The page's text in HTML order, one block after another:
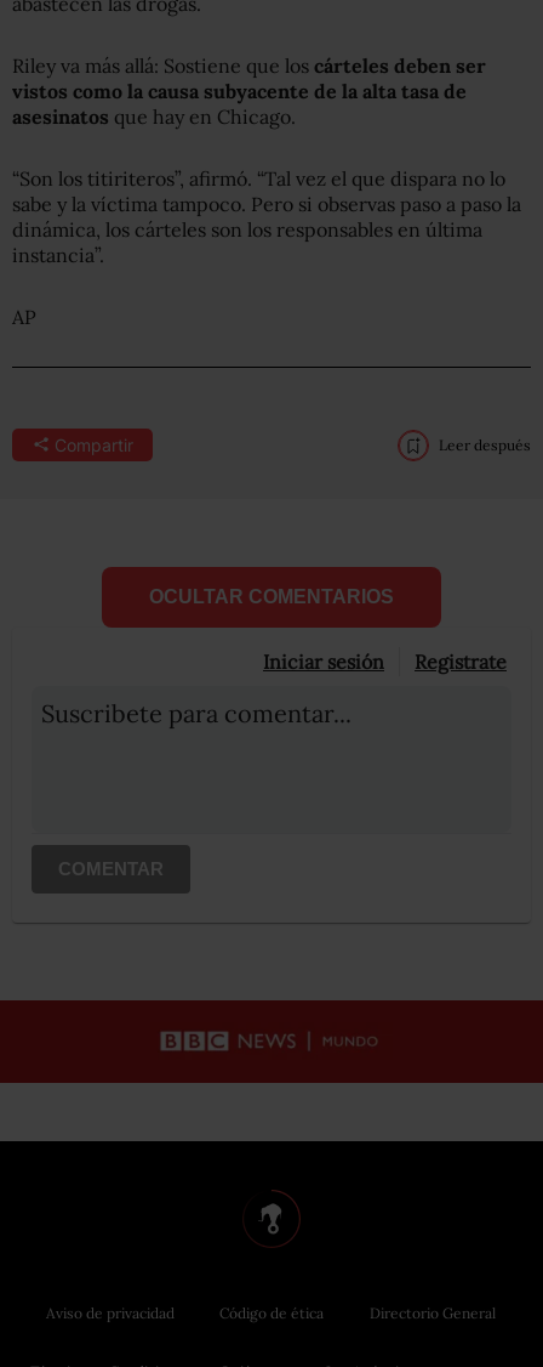
Riley va más allá: Sostiene que los cárteles deben ser
vistos como la causa subyacente de la alta tasa de
asesinatos que hay en Chicago.
“Son los titiriteros”, afirmó. “Tal vez el que dispara no lo
sabe y la víctima tampoco. Pero si observas paso a paso la
dinámica, los cárteles son los responsables en última
instancia”.
AP
Compartir Leer después
OCULTAR COMENTARIOS
Iniciar sesión Registrate
Suscribete para comentar...
COMENTAR
Aviso de privacidad Código de ética Directorio General